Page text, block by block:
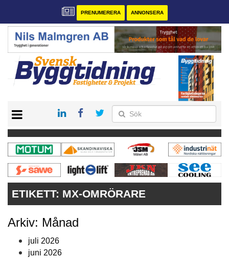
PRENUMERERA ANNONSERA
PRENUMERERA
VÅRA ANDRA MAGASIN
ANNONSERA
KONTAKT
ETIKETT: MX-OMRÖRARE
Arkiv: Månad
juli 2026
juni 2026